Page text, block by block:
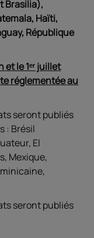
Brasilia),
Haïti,
République
et le 1ᵉʳ juillet
réglementée au
seront publiés
: Brésil
El
Mexique,
seront publiés